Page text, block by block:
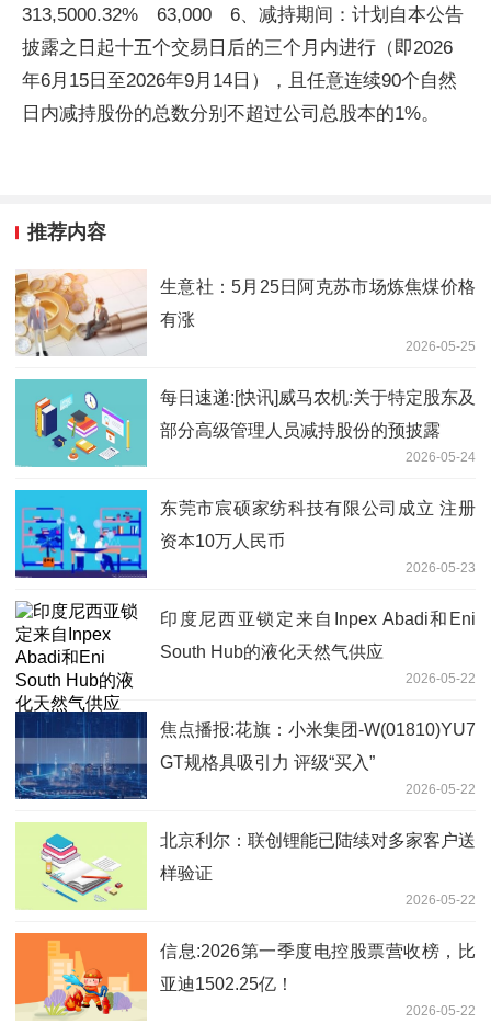
313,5000.32% 63,000 6、减持期间：计划自本公告
披露之日起十五个交易日后的三个月内进行（即2026
年6月15日至2026年9月14日），且任意连续90个自然
日内减持股份的总数分别不超过公司总股本的1%。
推荐内容
生意社：5月25日阿克苏市场炼焦煤价格
有涨
2026-05-25
每日速递:[快讯]威马农机:关于特定股东及
部分高级管理人员减持股份的预披露
2026-05-24
东莞市宸硕家纺科技有限公司成立 注册
资本10万人民币
2026-05-23
印度尼西亚锁定来自Inpex Abadi和Eni
South Hub的液化天然气供应
2026-05-22
焦点播报:花旗：小米集团-W(01810)YU7
GT规格具吸引力 评级“买入”
2026-05-22
北京利尔：联创锂能已陆续对多家客户送
样验证
2026-05-22
信息:2026第一季度电控股票营收榜，比
亚迪1502.25亿！
2026-05-22